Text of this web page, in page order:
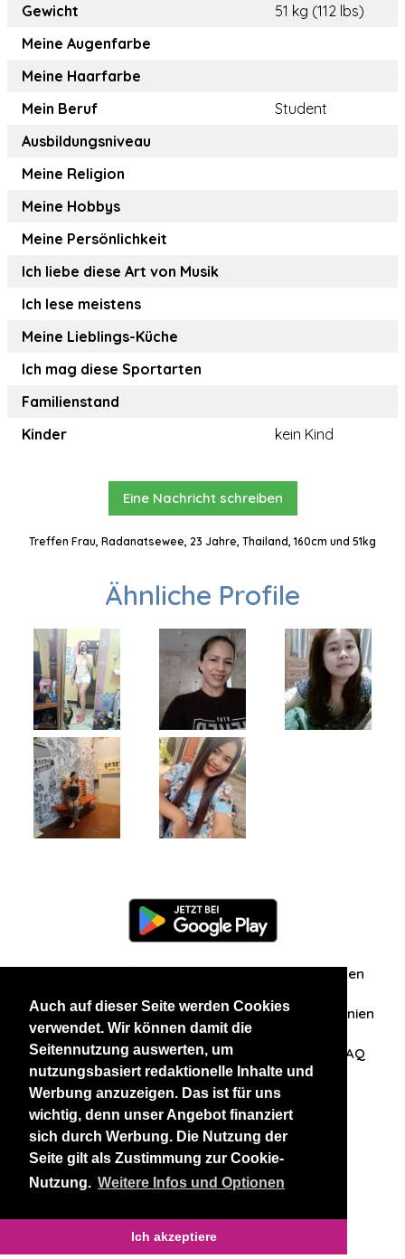
Auch auf dieser Seite werden Cookies
verwendet. Wir können damit die
Seitennutzung auswerten, um
nutzungsbasiert redaktionelle Inhalte und
Werbung anzuzeigen. Das ist für uns
wichtig, denn unser Angebot finanziert
sich durch Werbung. Die Nutzung der
Seite gilt als Zustimmung zur Cookie-
Nutzung. Weitere Infos und Optionen
Ich akzeptiere
Gewicht
51 kg (112 lbs)
Meine Augenfarbe
Meine Haarfarbe
Mein Beruf
Student
Ausbildungsniveau
Meine Religion
Meine Hobbys
Meine Persönlichkeit
Ich liebe diese Art von Musik
Ich lese meistens
Meine Lieblings-Küche
Ich mag diese Sportarten
Familienstand
Kinder
kein Kind
Eine Nachricht schreiben
Treffen Frau, Radanatsewee, 23 Jahre, Thailand, 160cm und 51kg
Ähnliche Profile
Zuschriften/Erfahrungen
Datenschutzerklärung AGB Datenschutzrichtlinien
Nehmen Sie Kontakt mit uns auf FAQ
Unsere anderen Websites
BlackAndBeauties RussianKisses